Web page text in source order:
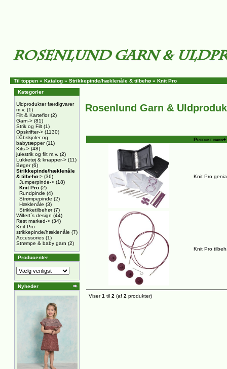
Til toppen » Katalog » Strikkepinde/hæklenåle & tilbehø » Knit Pro
Kategorier
Uldprodukter færdigvarer
m.v. (1)
Filt & Karteflor(2)
Garn-> (81)
Strik og Filt (1)
Opskrifter-> (1130)
Dåbskjoler og
babytæpper(11)
Kits-> (48)
julestrik og filt m.v. (2)
Lukketøj & knapper-> (11)
Bøger(6)
Strikkepinde/hæklenåle
& tilbehø-> (36)
Jumperpinde-> (18)
Knit Pro (2)
Rundpinde (4)
Strømpepinde (2)
Hæklenåle (3)
Strikketilbehør(7)
Wilfert´s design (44)
Rest marked-> (34)
Knit Pro
strikkepinde/hæklenåle (7)
Accessories (1)
Strømpe & baby garn (2)
Producenter
Nyheder
Rosenlund Garn &
Produkt navn+
Knit Pro
Knit Pro
Viser1 til 2 (af 2 produkter)